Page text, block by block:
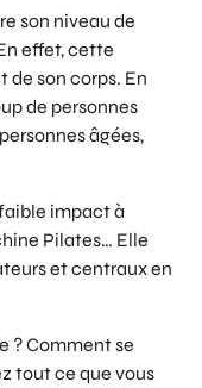
son niveau de
effet, cette
de son corps. En
de personnes
âgées,
impact à
Pilates… Elle
et centraux en
? Comment se
tout ce que vous